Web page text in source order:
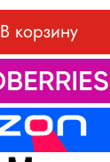
В корзину